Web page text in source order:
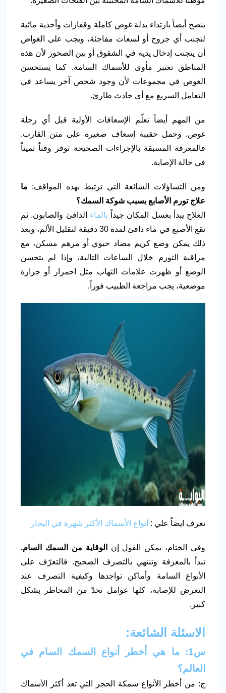
ينصح أيضاً بارتداء بدلة غوص كاملة وقفازات وأحذية مائية
لتجنب أي جروح أو لسعات مفاجئة، ويجب على الغواص
أن يتجنب إدخال يديه في الشقوق أو بين الصخور لأن هذه
المناطق تعتبر مأوى للأسماك السامة. كما يستحسن
الغوص في مجموعات لأن وجود شخص آخر يساعد في
التعامل السريع مع أي حادث طارئ.
من المهم أيضاً تعلّم الإسعافات الأولية قبل أي رحلة
غوص. وحمل حقيبة إسعاف صغيرة على متن القارب.
فالمعرفة المسبقة بالإجراءات الصحيحة توفر وقتاً ثميناً
في حالة الإصابة.
ومن التساؤلات الشائعة التي ترتبط بهذه المواقف: ما
علاج تورم الأصابع بسبب شوكة السمك؟
العلاج يبدأ بغسل المكان جيداً بالماء الدافئ والصابون. ثم
نقع الأصبع في ماء دافئ لمدة 30 دقيقة لتقليل الألم، وبعد
ذلك يمكن وضع كريم مضاد حيوي أو مرهم مسكن، مع
مراقبة التورم خلال الساعات التالية، وإذا لم يتحسن
الوضع أو ظهرت علامات التهاب مثل احمرار أو حرارة
موضعية، يجب مراجعة الطبيب فوراً.
تعرف ايضاً علي : أنواع الأسماك الأكثر شهرة في البحار
وفي الختام، يمكن القول إن
الوقاية من السمك السام.
تبدأ بالمعرفة وتنتهي بالتصرف الصحيح. فالتعرّف على
الأنواع السامة وأماكن تواجدها وكيفية التصرف عند
التعرض للإصابة، كلها عوامل تحدّ من المخاطر بشكل
كبير.
الاسئلة الشائعة:
س1: ما هي أخطر أنواع السمك السام في
العالم؟
ج: من أخطر الأنواع سمكة الحجر التي تعد أكثر الأسماك